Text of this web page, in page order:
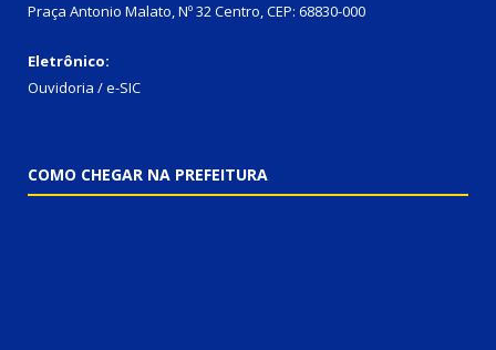
Praça Antonio Malato, Nº 32 Centro, CEP: 68830-000
Eletrônico:
Ouvidoria / e-SIC
COMO CHEGAR NA PREFEITURA